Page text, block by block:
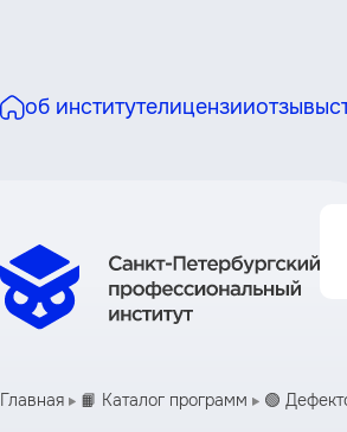
об институтелицензииотзывы
Главная 📙 Каталог программ 🟢